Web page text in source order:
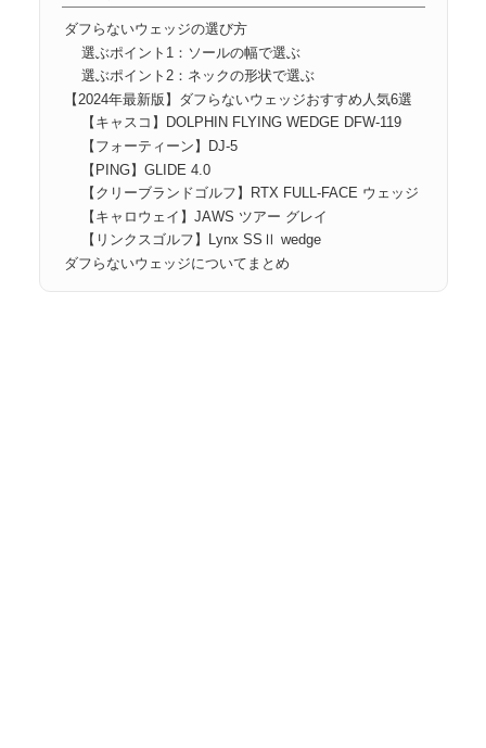
ダフらないウェッジの選び方
選ぶポイント1：ソールの幅で選ぶ
選ぶポイント2：ネックの形状で選ぶ
【2024年最新版】ダフらないウェッジおすすめ人気6選
【キャスコ】DOLPHIN FLYING WEDGE DFW-119
【フォーティーン】DJ-5
【PING】GLIDE 4.0
【クリーブランドゴルフ】RTX FULL-FACE ウェッジ
【キャロウェイ】JAWS ツアー グレイ
【リンクスゴルフ】Lynx SSⅡ wedge
ダフらないウェッジについてまとめ